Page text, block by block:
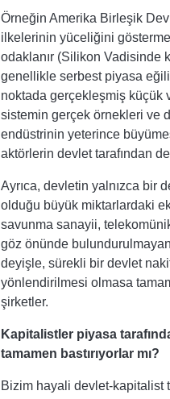
Örneğin Amerika Birleşik
ilkelerinin yüceliğini
odaklanır (Silikon Vadisinde
genellikle serbest piyasa
noktada gerçekleşmiş küçük
sistemin gerçek örnekleri ve
endüstrinin yeterince
aktörlerin devlet tarafından
Ayrıca, devletin yalnızca bir
olduğu büyük miktarlardaki
savunma sanayii,
göz önünde
deyişle, sürekli bir devlet
yönlendirilmesi olmasa
şirketler.
Kapitalistler piyasa
tamamen bastırıyorlar mı?
Bizim hayali devlet-kapitalist